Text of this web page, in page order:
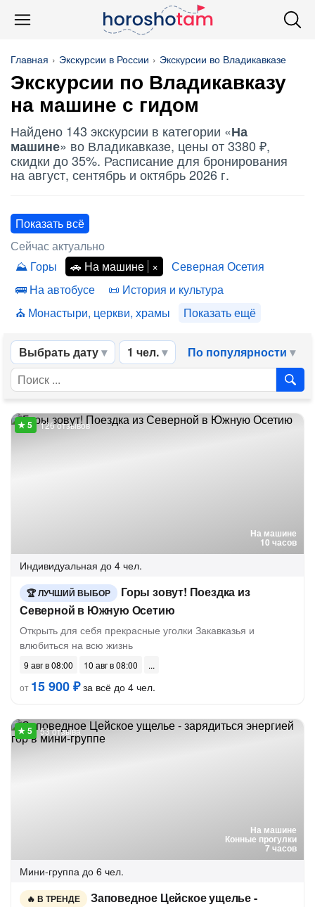
Главная Экскурсии в России Экскурсии во Владикавказе
Экскурсии по Владикавказу
на машине с гидом
Найдено 143 экскурсии в категории «На
машине» во Владикавказе, цены от 3380 ₽,
скидки до 35%. Расписание для бронирования
на август, сентябрь и октябрь 2026 г.
Показать всё
Сейчас актуально
Горы
На машине
Северная Осетия
На автобусе
История и культура
Монастыри, церкви, храмы
Показать ещё
Выбрать дату 1 чел. По популярности
На машине
10 часов
126 отзывов
Индивидуальная до 4 чел.
ЛУЧШИЙ ВЫБОР
Горы зовут! Поездка из
Северной в Южную Осетию
Открыть для себя прекрасные уголки Закавказья и
влюбиться на всю жизнь
9 авг в 08:00
10 авг в 08:00
от 15 900 ₽за всё до 4 чел.
На машине
Конные прогулки
7 часов
53 отзыва
Мини-группа до 6 чел.
В ТРЕНДЕ
Заповедное Цейское ущелье -